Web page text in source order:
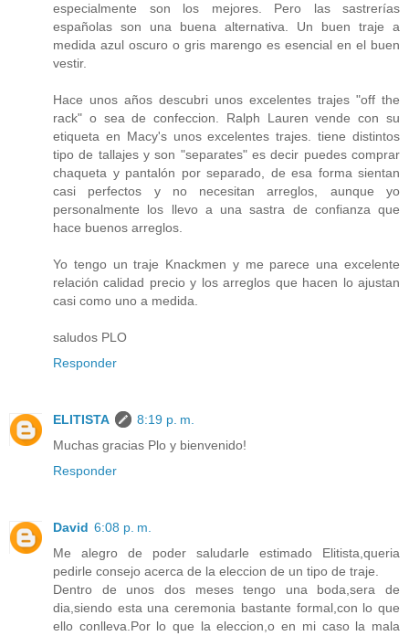
especialmente son los mejores. Pero las sastrerías
españolas son una buena alternativa. Un buen traje a
medida azul oscuro o gris marengo es esencial en el buen
vestir.
Hace unos años descubri unos excelentes trajes "off the
rack" o sea de confeccion. Ralph Lauren vende con su
etiqueta en Macy's unos excelentes trajes. tiene distintos
tipo de tallajes y son "separates" es decir puedes comprar
chaqueta y pantalón por separado, de esa forma sientan
casi perfectos y no necesitan arreglos, aunque yo
personalmente los llevo a una sastra de confianza que
hace buenos arreglos.
Yo tengo un traje Knackmen y me parece una excelente
relación calidad precio y los arreglos que hacen lo ajustan
casi como uno a medida.
saludos PLO
Responder
ELITISTA
8:19 p. m.
Muchas gracias Plo y bienvenido!
Responder
David 6:08 p. m.
Me alegro de poder saludarle estimado Elitista,queria
pedirle consejo acerca de la eleccion de un tipo de traje.
Dentro de unos dos meses tengo una boda,sera de
dia,siendo esta una ceremonia bastante formal,con lo que
ello conlleva.Por lo que la eleccion,o en mi caso la mala